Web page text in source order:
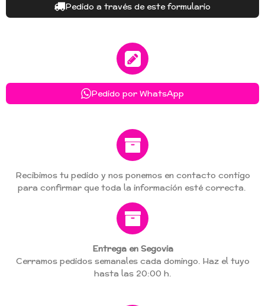
Pedido a través de este formulario
Pedido por WhatsApp
Recibimos tu pedido y nos ponemos en contacto contigo
para confirmar que toda la información esté correcta.
Entrega en Segovia
Cerramos pedidos semanales cada domingo. Haz el tuyo
hasta las 20:00 h.